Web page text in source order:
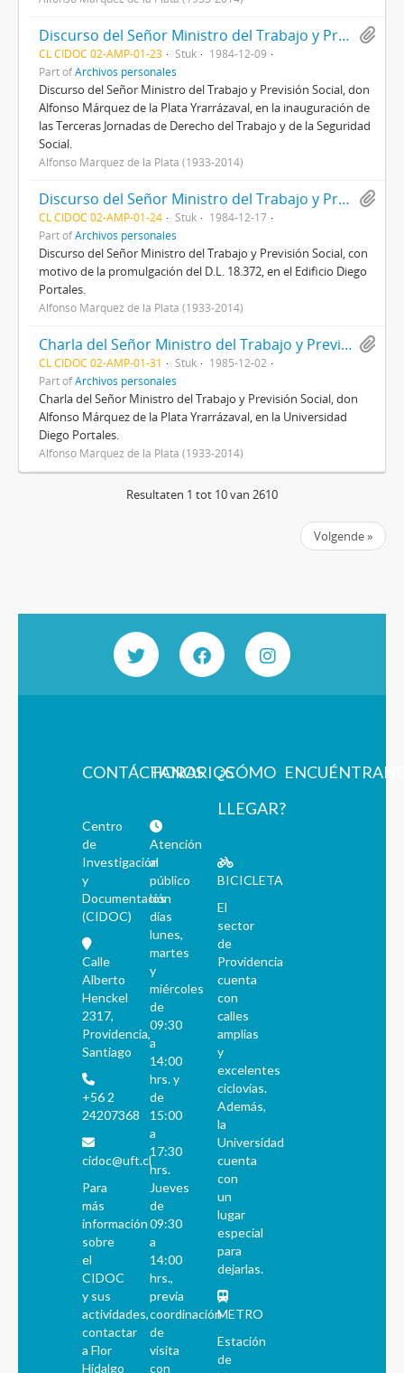
Discurso del Señor Ministro del Trabajo y Previsión Social, don Alfonso Márquez de la Plata Yrarrázaval, en la inauguración de las Terceras Jornadas de Derecho del Trabajo y de la Seguridad Social.
CL CIDOC 02-AMP-01-23 Stuk
1984-12-09
Part ofArchivos personales
Discurso del Señor Ministro del Trabajo y Previsión Social, don
Alfonso Márquez de la Plata Yrarrázaval, en la inauguración de
las Terceras Jornadas de Derecho del Trabajo y de la Seguridad
Social.
Alfonso Márquez de la Plata (1933-2014)
Discurso del Señor Ministro del Trabajo y Previsión Social, con motivo de la promulgación del D.L. 18.372, en el Edificio Diego Portales.
CL CIDOC 02-AMP-01-24 Stuk
1984-12-17
Part ofArchivos personales
Discurso del Señor Ministro del Trabajo y Previsión Social, con
motivo de la promulgación del D.L. 18.372, en el Edificio Diego
Portales.
Alfonso Márquez de la Plata (1933-2014)
Charla del Señor Ministro del Trabajo y Previsión Social, don Alfonso Márquez de la Plata Yrarrázaval, en la Universidad Diego Portales.
CL CIDOC 02-AMP-01-31 Stuk
1985-12-02
Part ofArchivos personales
Charla del Señor Ministro del Trabajo y Previsión Social, don
Alfonso Márquez de la Plata Yrarrázaval, en la Universidad
Diego Portales.
Alfonso Márquez de la Plata (1933-2014)
Resultaten 1 tot 10 van 2610
Volgende »
CONTÁCTANOS
Centro
de
Investigación
y
Documentación
(CIDOC)
Calle
Alberto
Henckel
2317,
Providencia,
Santiago
+56 2
24207368
cidoc@uft.cl
Para
más
información
sobre
el
CIDOC
y sus
actividades,
contactar
a Flor
Hidalgo
HORARIOS
Atención
al
público
los
días
lunes,
martes
y
miércoles
de
09:30
a
14:00
hrs. y
de
15:00
a
17:30
hrs.
Jueves
de
09:30
a
14:00
hrs.,
previa
coordinación
de
visita
con
¿CÓMO
LLEGAR?
BICICLETA
El
sector
de
Providencia
cuenta
con
calles
amplias
y
excelentes
ciclovías.
Además,
la
Universidad
cuenta
con
un
lugar
especial
para
dejarlas.
METRO
Estación
de